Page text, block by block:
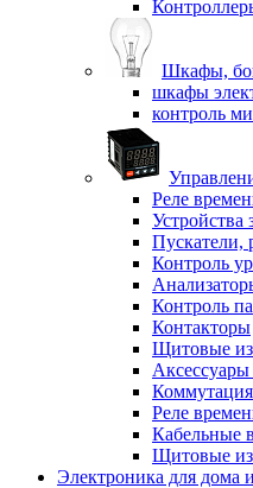
Шкафы,
шкафы
контроль
Реле
Устройства
Пускатели,
Контроль
Контроль
Контакторы
Щитовые
Реле
Кабельные
Щитовые
Электроника для дома